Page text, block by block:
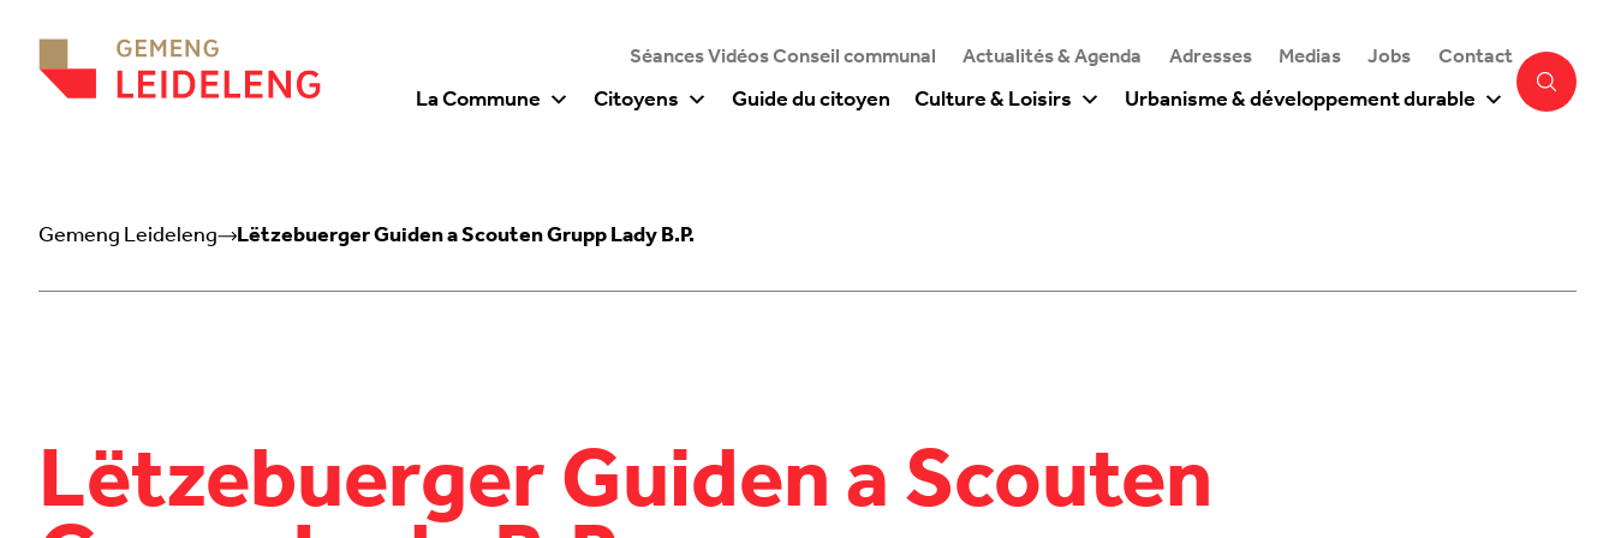
Séances Vidéos Conseil communal Actualités & Agenda Adresses Medias Jobs Contact
La Commune Citoyens Guide du citoyen Culture & Loisirs Urbanisme & développement durable
Gemeng Leideleng Lëtzebuerger Guiden a Scouten Grupp Lady B.P.
Lëtzebuerger Guiden a Scouten